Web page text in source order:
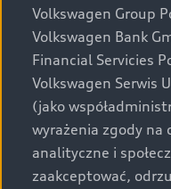
przewidzianej na rynek
mogą przedstawiać
za dopłatą. Wiążące
specyfikacji pojazdu
określenie
świadectwo
sobie prawo do zmian
prezentowane na
zamieszczania. W
Volkswagen Group
Volkswagen Bank
Financial Servicies
Volkswagen Serwis
(jako
wyrażenia zgody na
analityczne i
zaakceptować,